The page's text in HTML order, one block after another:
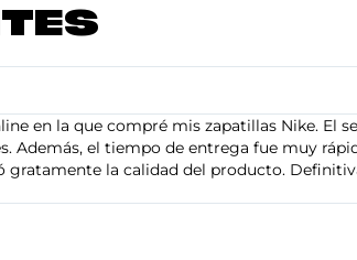
en la que compré mis zapatillas Nike. El
Además, el tiempo de entrega fue muy
la calidad del producto.